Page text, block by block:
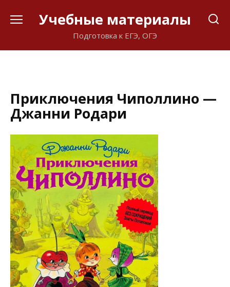
Учебные материалы
Подготовка к ЕГЭ, ОГЭ
Приключения Чиполлино —
Джанни Родари